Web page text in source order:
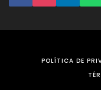
POLÍTICA DE